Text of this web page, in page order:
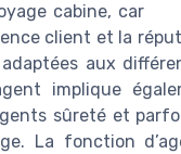
cabine, car
client et la
aux
implique
sûreté et
La fonction